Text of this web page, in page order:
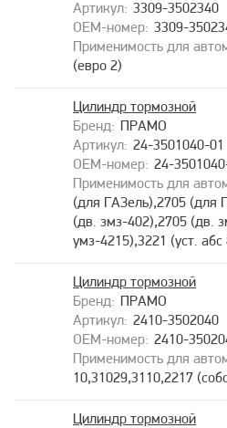
3309-3502340
3309-
(евро 2)
ПРАМО
24-3501040-01
24-
Цилиндр тормозной
(для ГАЗель),2705 (для
(дв. змз-402),2705 (дв.
умз-4215),3221 (уст.
ПРАМО
2410-3502040
2410-
Цилиндр тормозной
10,31029,3110,2217
Цилиндр тормозной